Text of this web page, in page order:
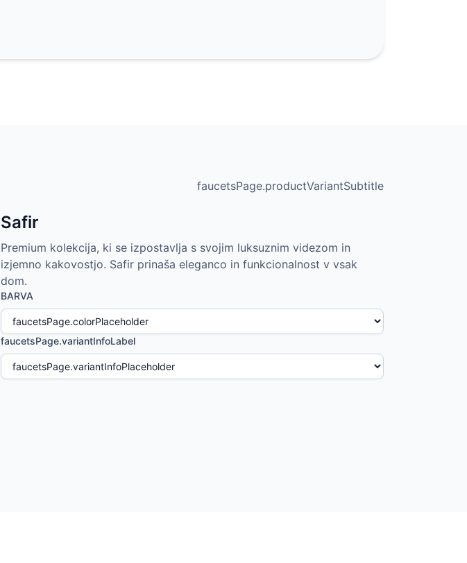
faucetsPage.productVariantSubtitle
Safir
Premium kolekcija, ki se izpostavlja s svojim luksuznim videzom in
izjemno kakovostjo. Safir prinaša eleganco in funkcionalnost v vsak
dom.
BARVA
faucetsPage.variantInfoLabel